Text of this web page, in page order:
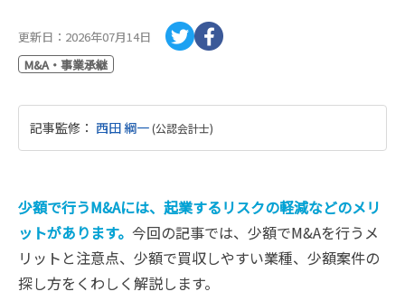
更新日： 2026年07月14日
M&A・事業承継
記事監修 ： 西田 綱一(公認会計士)
少額で行うM&Aには、起業するリスクの軽減などのメリ
ットがあります。 今回の記事では、少額でM&Aを行うメ
リットと注意点、少額で買収しやすい業種、少額案件の
探し方をくわしく解説します。